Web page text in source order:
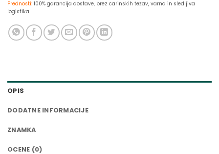
Prednosti: 100% garancija dostave, brez carinskih težav, varna in sledljiva
logistika.
OPIS
DODATNE INFORMACIJE
ZNAMKA
OCENE (0)